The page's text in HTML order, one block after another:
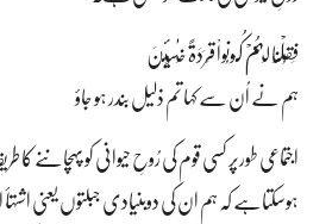
فَقُلۡنَا لَهُمۡ كُونُواْ قِرَدَةً خَـٰسِـِٔينَ
ہم نے اُن سے کہا تم ذلیل بندر ہو جاؤ
اجتماعی طورپر کسی قوم کی رُوحِ حیوانی کو پہچاننے کا
ہوسکتاہے کہ ہم ان کی دوبنیادی جبلتوں یعنی